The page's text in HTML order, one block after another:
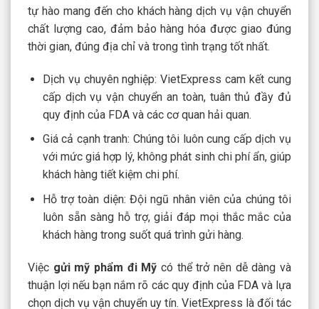
tự hào mang đến cho khách hàng dịch vụ vận chuyển
chất lượng cao, đảm bảo hàng hóa được giao đúng
thời gian, đúng địa chỉ và trong tình trạng tốt nhất.
Dịch vụ chuyên nghiệp: VietExpress cam kết cung
cấp dịch vụ vận chuyển an toàn, tuân thủ đầy đủ
quy định của FDA và các cơ quan hải quan.
Giá cả cạnh tranh: Chúng tôi luôn cung cấp dịch vụ
với mức giá hợp lý, không phát sinh chi phí ẩn, giúp
khách hàng tiết kiệm chi phí.
Hỗ trợ toàn diện: Đội ngũ nhân viên của chúng tôi
luôn sẵn sàng hỗ trợ, giải đáp mọi thắc mắc của
khách hàng trong suốt quá trình gửi hàng.
Việc gửi mỹ phẩm đi Mỹ có thể trở nên dễ dàng và
thuận lợi nếu bạn nắm rõ các quy định của FDA và lựa
chọn dịch vụ vận chuyển uy tín. VietExpress là đối tác